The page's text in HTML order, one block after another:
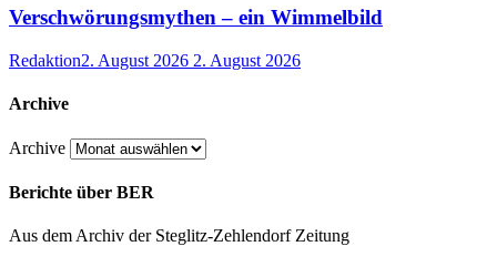
Verschwörungsmythen – ein Wimmelbild
Redaktion2. August 2026 2. August 2026
Archive
Archive
Berichte über BER
Aus dem Archiv der Steglitz-Zehlendorf Zeitung